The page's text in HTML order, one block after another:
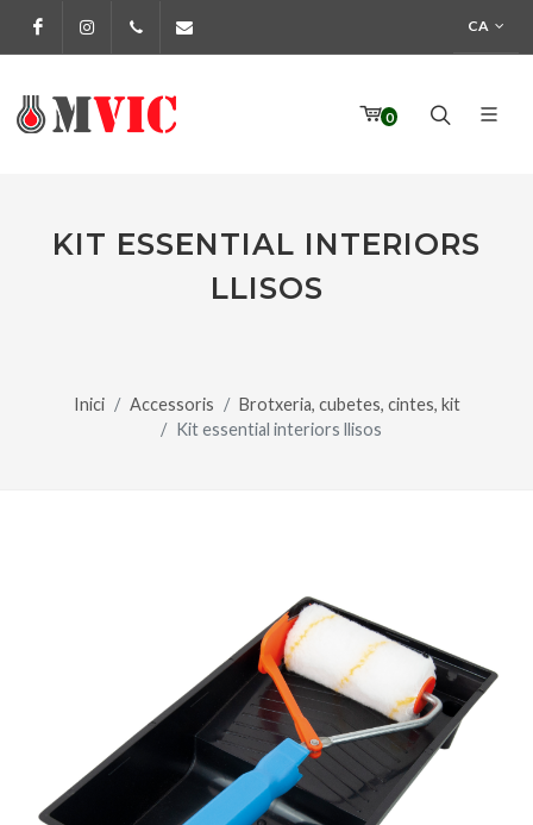
FacebookInstagram972 170 160 CA
0
KIT ESSENTIAL INTERIORS
LLISOS
Inici Accessoris
Brotxeria, cubetes, cintes, kit
Kit essential interiors llisos